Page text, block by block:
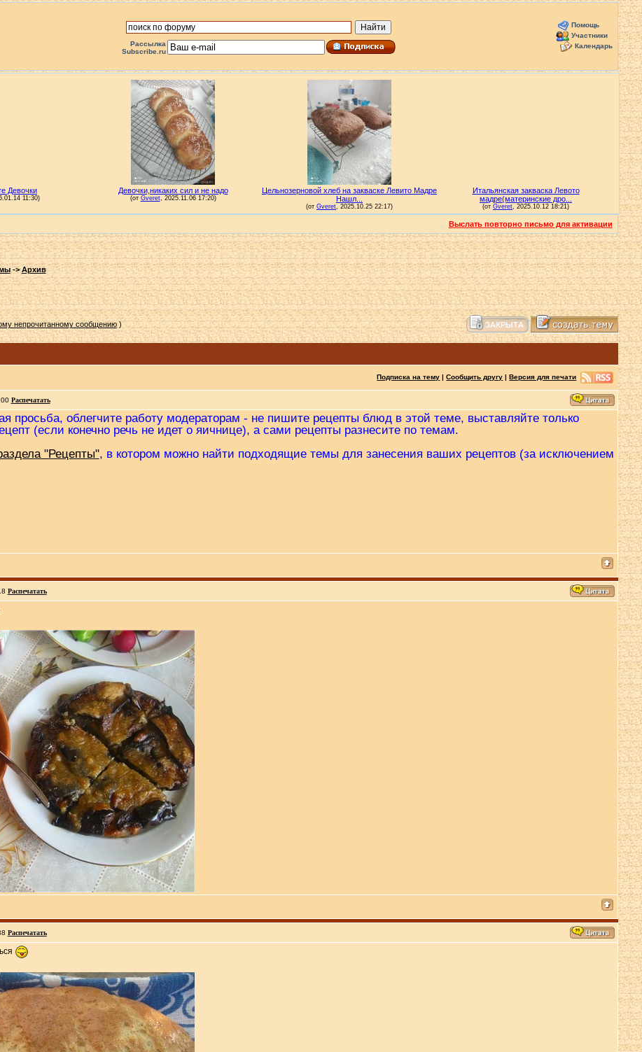
Рассылка
Subscribe.ru
Помощь
Участники
Календарь
Выслать повторно письмо для активации
->Архив
непрочитанному сообщению)
Подписка на тему |Сообщить другу |Версия для печати
Распечатать
просьба, облегчите работу модераторам - не пишите рецепты блюд в этой теме, выставляйте только
(если конечно речь не идет о яичнице), а сами рецепты разнесите по темам.
"Рецепты", в котором можно найти подходящие темы для занесения ваших рецептов (за исключением
Распечатать
Распечатать